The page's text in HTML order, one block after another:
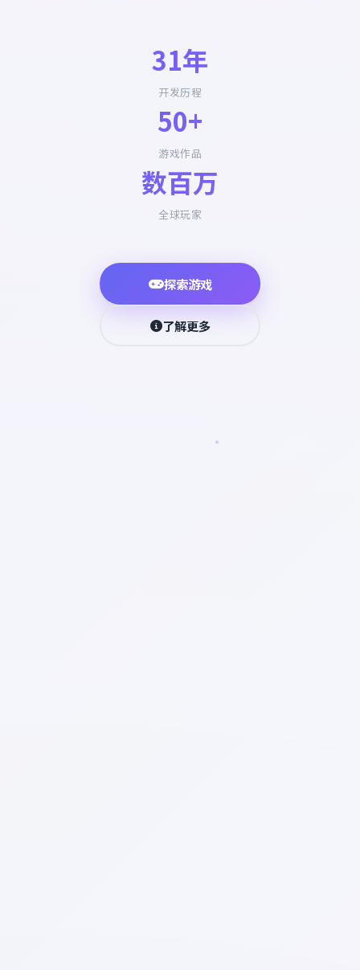
31年
开发历程
50+
游戏作品
数百万
全球玩家
探索游戏
了解更多